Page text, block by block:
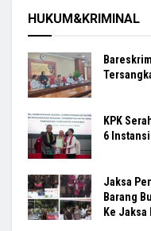
HUKUM&KRIMINAL
KPK
6
Jaksa
Barang
Ke